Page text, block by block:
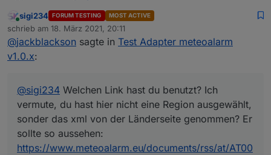
host.Medion(Home)	2021-03-18
host.Medion(Home)	2021-03-18
ausgewählt, sonder das xml von der Länderseite
genommen? Er sollte so aussehen:
https://www.meteoalarm.eu/documents/rss/at/AT
Aber natürlich sollte der Adapter das Abfangen.
Online
sigi234 FORUM TESTING MOST ACTIVE
schrieb am 18. März 2021, 20:11
zuletzt editiert von
@jackblackson sagte in Test Adapter meteoalarm
v1.0.x:
@sigi234 Welchen Link hast du benutzt? Ich
vermute, du hast hier nicht eine Region ausgewählt,
sonder das xml von der Länderseite genommen? Er
sollte so aussehen:
https://www.meteoalarm.eu/documents/rss/at/AT00